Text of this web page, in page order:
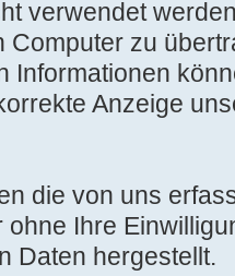
verwendet
Computer zu
Informationen
Anzeige
die von uns
Ihre
Daten hergestellt.